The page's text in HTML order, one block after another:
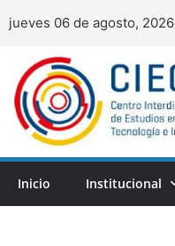
jueves 06 de agosto, 2026
Inicio Institucional